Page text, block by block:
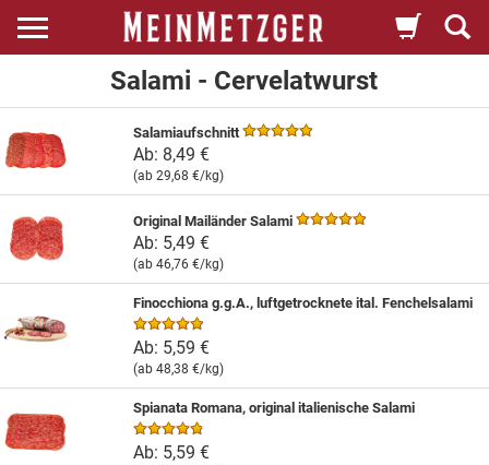
Salami - Cervelatwurst
Salamiaufschnitt
Ab: 8,49 €
(ab 29,68 €/kg)
Original Mailänder Salami
Ab: 5,49 €
(ab 46,76 €/kg)
Finocchiona g.g.A., luftgetrocknete ital. Fenchelsalami
Ab: 5,59 €
(ab 48,38 €/kg)
Spianata Romana, original italienische Salami
Ab: 5,59 €